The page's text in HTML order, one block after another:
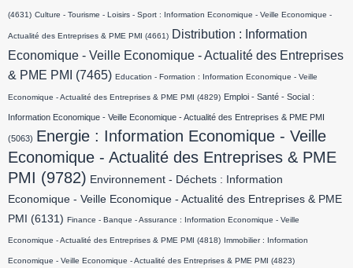
(4631) Culture - Tourisme - Loisirs - Sport : Information Economique - Veille Economique -
Actualité des Entreprises & PME PMI (4661) Distribution : Information
Economique - Veille Economique - Actualité des Entreprises
& PME PMI
(7465) Education - Formation : Information Economique - Veille
Economique - Actualité des Entreprises & PME PMI (4829) Emploi - Santé - Social :
Information Economique - Veille Economique - Actualité des Entreprises & PME PMI
(5063) Energie : Information Economique - Veille
Economique - Actualité des Entreprises & PME
PMI (9782) Environnement - Déchets : Information
Economique - Veille Economique - Actualité des Entreprises & PME
PMI
(6131) Finance - Banque - Assurance : Information Economique - Veille
Economique - Actualité des Entreprises & PME PMI (4818) Immobilier : Information
Economique - Veille Economique - Actualité des Entreprises & PME PMI (4823)